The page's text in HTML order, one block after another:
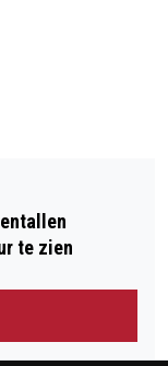
VAN
VAN
ISRAËL
te zien